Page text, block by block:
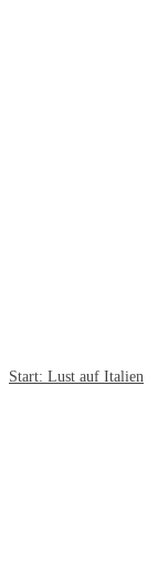
Start: Lust auf Italien